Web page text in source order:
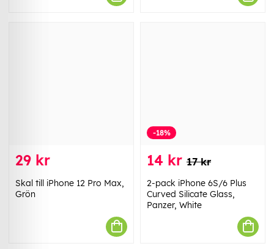
29 kr
Skal till iPhone 12 Pro Max,
Grön
-18%
14 kr 17 kr
2-pack iPhone 6S/6 Plus
Curved Silicate Glass,
Panzer, White